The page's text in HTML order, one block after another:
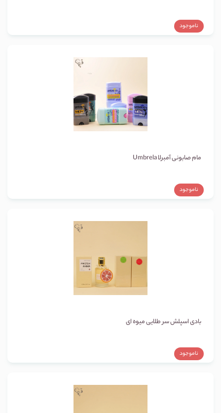
ناموجود
مام صابونی آمبرلا Umbrela
ناموجود
بادی اسپلش سر طلایی میوه ای
ناموجود